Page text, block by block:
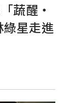
蔬醒‧
星走進